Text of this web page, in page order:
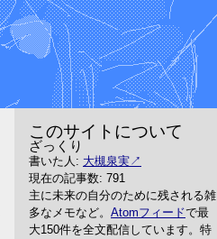
このサイトについて
ざっくり
書いた人: 大槻泉実
現在の記事数: 791
主に未来の自分のために残される雑
多なメモなど。 Atomフィードで最
大150件を全文配信しています。特